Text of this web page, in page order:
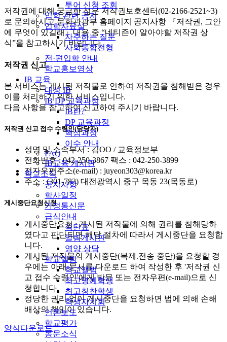
투어 신청 조회
입학 관련 공지
입학자료실
자주하는 질문
사회통합전형
전·편입학 안내
학교홍보영상
IB 교육
대성 IB
IB DP 교육과정
IB란?
DP 교육과정
핵심과정
이수 안내
FAQ
IB교육 게시판
학교소식
공지사항
학사일정
가정통신문
급식안내
식단표
알림게시판
영양 상담
학교앨범
학교앨범
최고명예학생
최고칭찬학생
학생자치회
언론보도
학교평가
동문소식
저작권에 대해 궁금한 점은 저작권보호센터(02-2166-2521~3)
로 문의하시고 문화관광부 홈페이지 공지사항 『저작권, 그안
에 무엇이 있길래』내용 중 “네티즌이 알아야할 저작권 상
식”을 참고하시기 바랍니다.
저작권 신고
본 서비스는 게시된 저작물로 인하여 저작권을 침해받은 경우
이를 처리하기 위한 서비스입니다.
다음 사항을 참고하여 신고하여 주시기 바랍니다.
저작권 신고 접수 수령인(담당자)
성명 및 소속부서 : 김OO / 교육정보부
전화번호 : 042-250-3867 팩스 : 042-250-3899
전자우편주소(e-mail) : juyeon303@korea.kr
주소 : (301-783) 대전광역시 중구 목동 23(목동로)
게시중단요청신청
게시중단요청 : 게시된 저작물에 의해 권리를 침해당하
였다고 판단되면 해당 절차에 따라서 게시중단을 요청합
니다.
게시된 저작물의 게시중단(복제.전송 중단)을 요청할 경
우에는 아래 문서를 다운로드 하여 작성한 후 '저작권 신
고 접수 수령인'에게 방문 또는 전자우편(e-mail)으로 신
청합니다.
정당한 권리 없이 게시중단을 요청하면 법에 의해 손해
배상의 책임이 있습니다.
양식다운로드